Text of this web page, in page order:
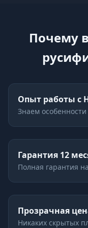
Почему
Опыт работы с
Знаем
Гарантия 12
Полная гарантия
Прозрачная
Никаких скрытых